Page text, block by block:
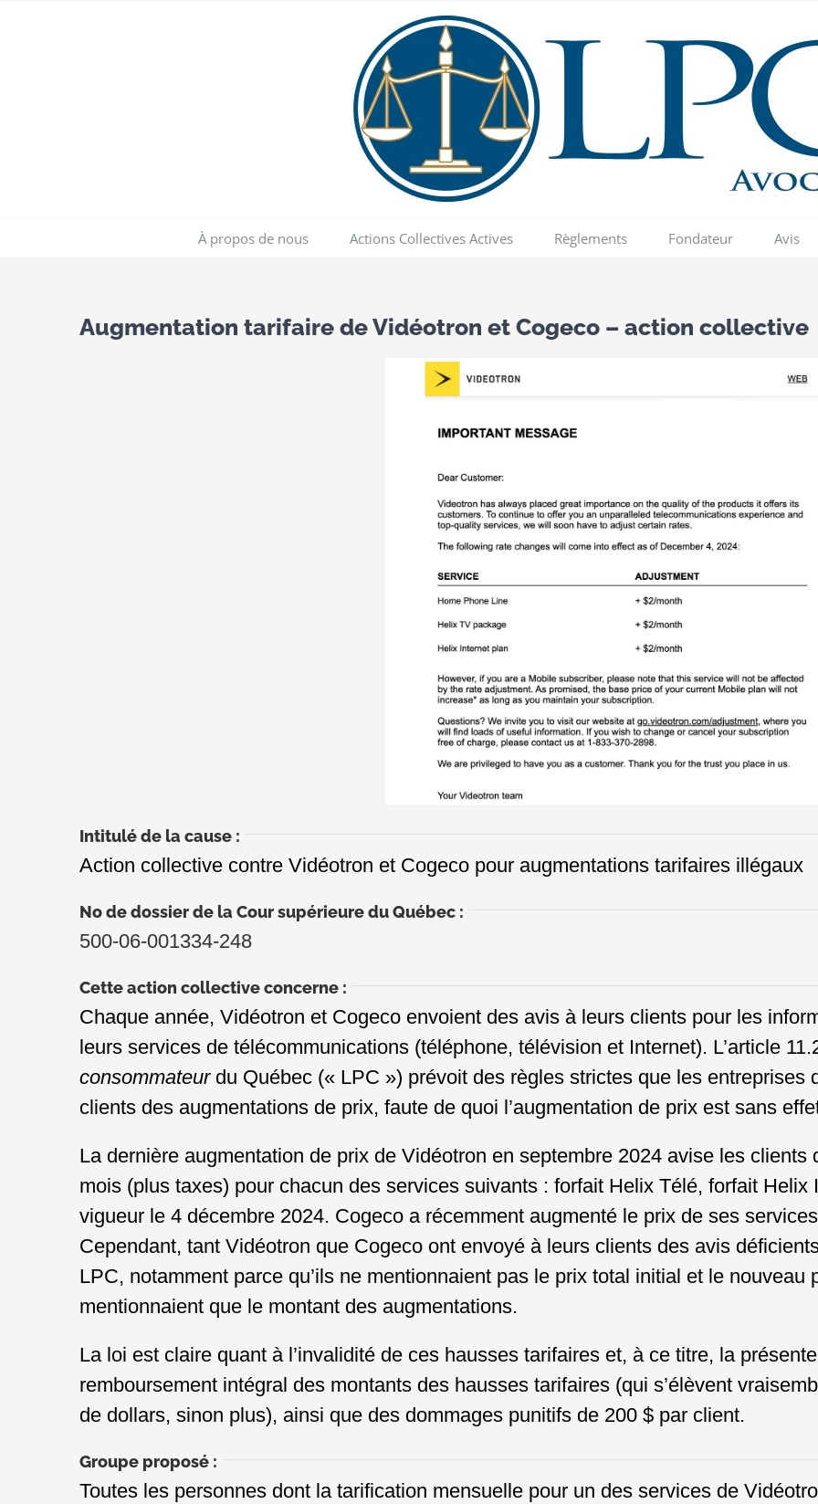
À propos de nous Actions Collectives Actives Règlements Fondateur Avis
Augmentation tarifaire de Vidéotron et Cogeco – action collective
Intitulé de la cause :
Action collective contre Vidéotron et Cogeco pour augmentations tarifaires illégaux
No de dossier de la Cour supérieure du Québec :
500-06-001334-248
Cette action collective concerne :
Chaque année, Vidéotron et Cogeco envoient des avis à leurs clients pour les
leurs services de télécommunications (téléphone, télévision et Internet). L’article
consommateurdu Québec (« LPC ») prévoit des règles strictes que les entreprises
clients des augmentations de prix, faute de quoi l’augmentation de prix est sans
La dernière augmentation de prix de Vidéotron en septembre 2024 avise les clients
mois (plus taxes) pour chacun des services suivants : forfait Helix Télé, forfait Helix
vigueur le 4 décembre 2024. Cogeco a récemment augmenté le prix de ses
Cependant, tant Vidéotron que Cogeco ont envoyé à leurs clients des avis
LPC, notamment parce qu’ils ne mentionnaient pas le prix total initial et le nouveau
mentionnaient que le montant des augmentations.
La loi est claire quant à l’invalidité de ces hausses tarifaires et, à ce titre, la
remboursement intégral des montants des hausses tarifaires (qui s’élèvent
de dollars, sinon plus), ainsi que des dommages punitifs de 200 $ par client.
Groupe proposé :
Toutes les personnes dont la tarification mensuelle pour un des services de